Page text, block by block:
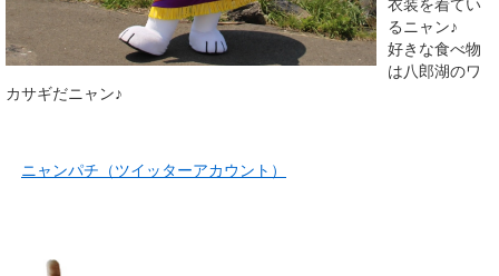
衣装を着てい
るニャン♪
好きな食べ物
は八郎湖のワ
カサギだニャン♪
ニャンパチ（ツイッターアカウント）